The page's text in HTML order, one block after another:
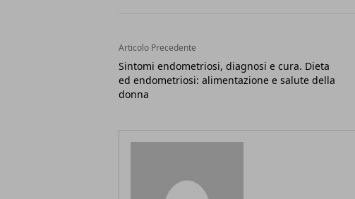
Articolo Precedente
Sintomi endometriosi, diagnosi e cura. Dieta
ed endometriosi: alimentazione e salute della
donna